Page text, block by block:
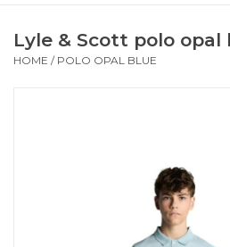
Schoenen
Lyle & Scott polo opal
HOME / POLO OPAL BLUE